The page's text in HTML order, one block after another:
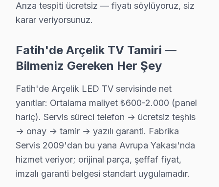
Hoca Gıyasettin Arçelik Servis
Hoca Gıyasettin'den gelen Arçelik TV arızaları arasında
Hocapaşa Arçelik Servis
Fatih'da Hocapaşa bölgesindeki Arçelik kullanıcılarına
Arçelik Panel Değişimi →
İskenderpaşa Arçelik Servis
Arçelik TV HDMI port arızası İskenderpaşa adresine
Fatih TV Servis Merkezi →
Kalenderhane Arçelik Servis
Kalenderhane semtindeki Arçelik TV sorunları için kapıya
Arıza tespiti ücretsiz — fiyatı söylüyoruz, siz
karar veriyorsunuz.
Fatih'de Arçelik TV Tamiri —
Bilmeniz Gereken Her Şey
Fatih'de Arçelik LED TV servisinde net
yanıtlar: Ortalama maliyet ₺600-2.000 (panel
hariç). Servis süreci telefon → ücretsiz teşhis
→ onay → tamir → yazılı garanti. Fabrika
Servis 2009'dan bu yana Avrupa Yakası'nda
hizmet veriyor; orijinal parça, şeffaf fiyat,
imzalı garanti belgesi standart uygulamadır.